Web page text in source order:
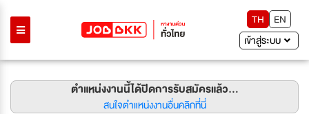
TH
EN
เข้าสู่ระบบ
ตำแหน่งงานนี้ได้ปิดการรับสมัครแล้ว...
สนใจตำแหน่งงานอื่นคลิกที่นี่